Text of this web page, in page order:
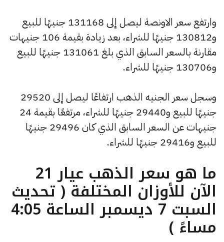
وارتفع سعر الاونصة ليصل إلى 131168 جنيهًا للبيع
و130812 جنيهًا للشراء، بعد زيادة بقيمة 106 جنيهات
مقارنة بالسعر السابق الذي بلغ 131061 جنيهًا للبيع
و130706 جنيهًا للشراء.
وسجل سعر الجنيه الذهب ارتفاعًا ليصل إلى 29520
جنيهًا للبيع و29440 جنيهًا للشراء، مرتفعًا بقيمة 24
جنيهات عن السعر السابق الذي كان 29496 جنيهًا
للبيع و29416 جنيهًا للشراء.
ما هو سعر الذهب عيار 21
الآن للأوزان المختلفة ( تحديث
السبت 7 ديسمبر الساعة 4:05
مساءً )